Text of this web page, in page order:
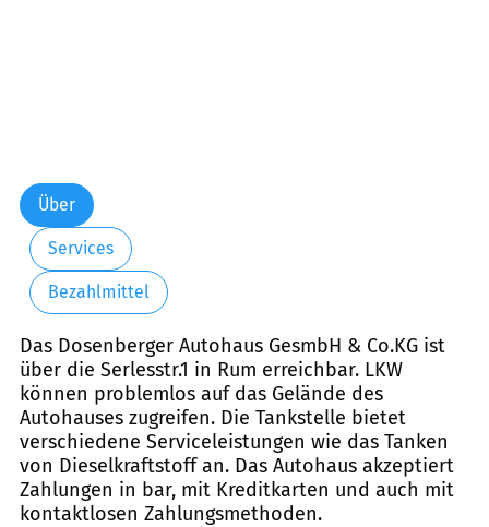
Über
Services
Bezahlmittel
Das Dosenberger Autohaus GesmbH & Co.KG ist
über die Serlesstr.1 in Rum erreichbar. LKW
können problemlos auf das Gelände des
Autohauses zugreifen. Die Tankstelle bietet
verschiedene Serviceleistungen wie das Tanken
von Dieselkraftstoff an. Das Autohaus akzeptiert
Zahlungen in bar, mit Kreditkarten und auch mit
kontaktlosen Zahlungsmethoden.